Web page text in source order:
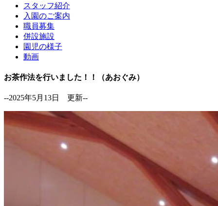
スタッフ紹介
入園のご案内
職員募集
併設施設
園児の様子
動画
お茶作法を行いました！！（あおぐみ）
--2025年5月13日 更新--